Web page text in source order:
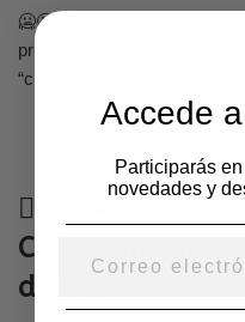
🥶🤩 Llegó el frío pero
prueba nuestro delicioso
“chocolate caliente +
🚴‍♂️🍝🍽️
Conoce nuestro
delivery»
Accede
Participarás
novedades y